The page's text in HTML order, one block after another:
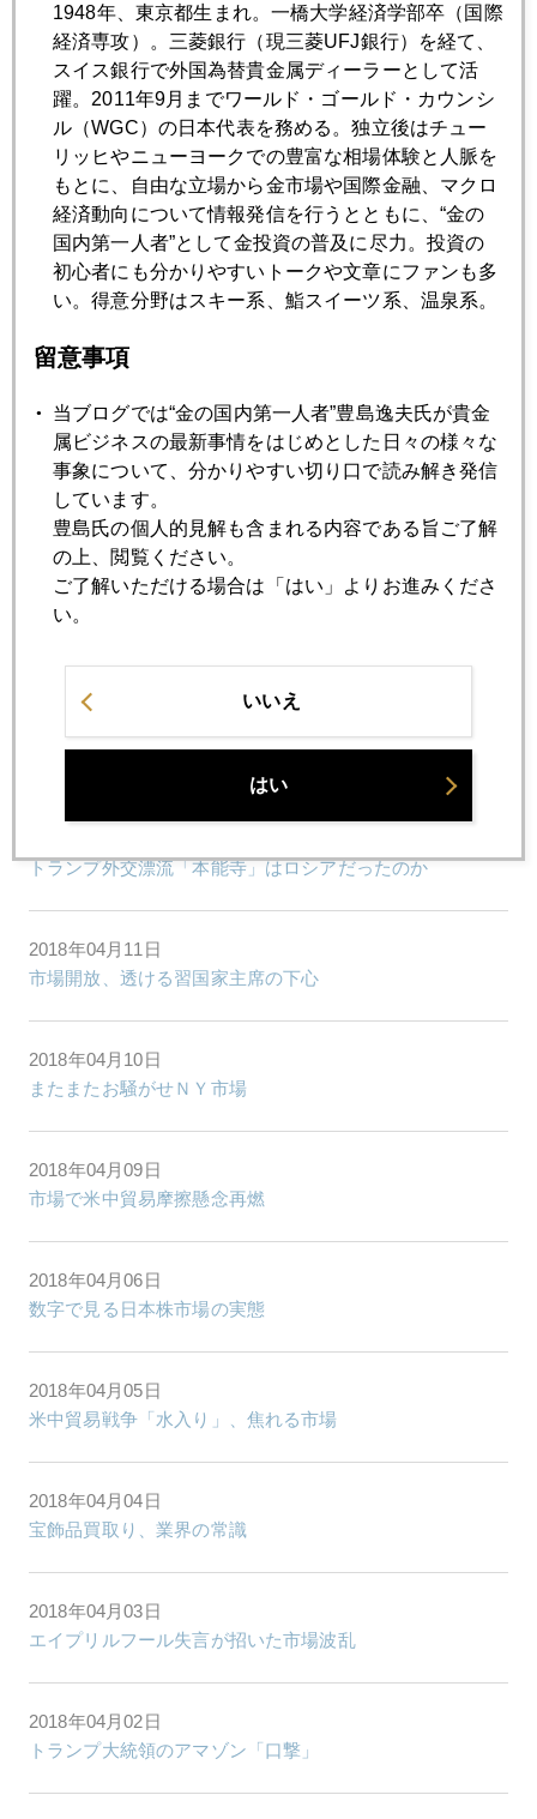
2018年04月23日
謎のドル金利急騰
2018年04月20日
いよいよ政権交代？？
2018年04月19日
日米首脳会談＠フロリダ終了
「フロリダ通商対決」米国市場の視点
2018年04月17日
首脳会談直前トランプ大統領、日本名指し非難
2018年04月16日
トランプ外交漂流「本能寺」はロシアだったのか
2018年04月11日
市場開放、透ける習国家主席の下心
2018年04月10日
またまたお騒がせＮＹ市場
2018年04月09日
市場で米中貿易摩擦懸念再燃
2018年04月06日
数字で見る日本株市場の実態
2018年04月05日
米中貿易戦争「水入り」、焦れる市場
2018年04月04日
宝飾品買取り、業界の常識
2018年04月03日
エイプリルフール失言が招いた市場波乱
2018年04月02日
トランプ大統領のアマゾン「口撃」
1948年、東京都生まれ。一橋大学経済学部卒（国際
経済専攻）。三菱銀行（現三菱UFJ銀行）を経て、
スイス銀行で外国為替貴金属ディーラーとして活
躍。2011年9月までワールド・ゴールド・カウンシ
ル（WGC）の日本代表を務める。独立後はチュー
リッヒやニューヨークでの豊富な相場体験と人脈を
もとに、自由な立場から金市場や国際金融、マクロ
経済動向について情報発信を行うとともに、“金の
国内第一人者”として金投資の普及に尽力。投資の
初心者にも分かりやすいトークや文章にファンも多
い。得意分野はスキー系、鮨スイーツ系、温泉系。
留意事項
当ブログでは“金の国内第一人者”豊島逸夫氏が貴金
属ビジネスの最新事情をはじめとした日々の様々な
事象について、分かりやすい切り口で読み解き発信
しています。
豊島氏の個人的見解も含まれる内容である旨ご了解
の上、閲覧ください。
ご了解いただける場合は「はい」よりお進みくださ
い。
いいえ
はい